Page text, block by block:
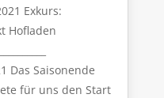
Exkurs:
Hofladen
Das Saisonende
für uns den Start